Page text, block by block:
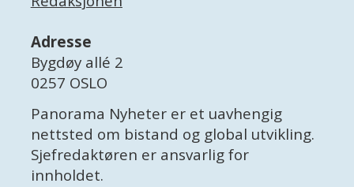
Adresse
Bygdøy allé 2
0257 OSLO
Panorama Nyheter er et uavhengig
nettsted om bistand og global utvikling.
Sjefredaktøren er ansvarlig for
innholdet.